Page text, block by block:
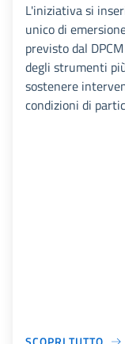
L'iniziativa si
unico di
previsto dal
degli strumenti
sostenere
condizioni di